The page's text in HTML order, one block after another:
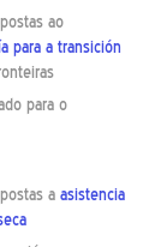
ao
para a transición
para o
a asistencia